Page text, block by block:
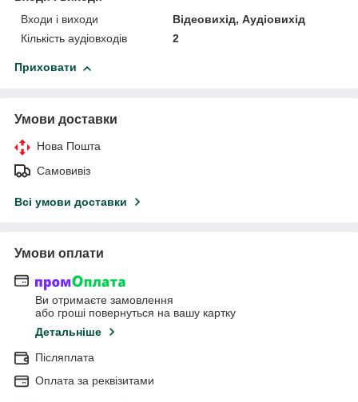
Входи і виходи
Відеовихід, Аудіовихід
Кількість аудіовходів
2
Приховати
Умови доставки
Нова Пошта
Самовивіз
Всі умови доставки
Умови оплати
Ви отримаєте замовлення
або гроші повернуться на вашу картку
Детальніше
Післяплата
Оплата за реквізитами